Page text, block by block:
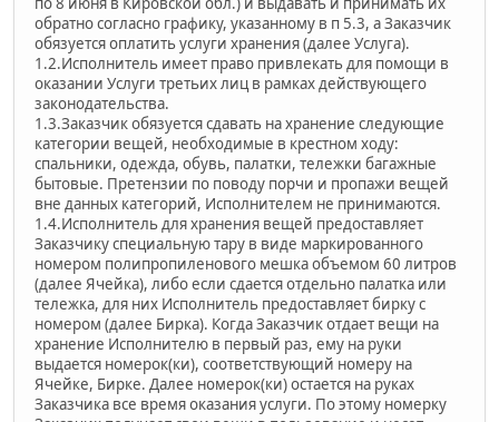
обратно согласно графику, указанному в п 5.3, а Заказчик
обязуется оплатить услуги хранения (далее Услуга).
1.2.Исполнитель имеет право привлекать для помощи в
оказании Услуги третьих лиц в рамках действующего
законодательства.
1.3.Заказчик обязуется сдавать на хранение следующие
категории вещей, необходимые в крестном ходу:
спальники, одежда, обувь, палатки, тележки багажные
бытовые. Претензии по поводу порчи и пропажи вещей
вне данных категорий, Исполнителем не принимаются.
1.4.Исполнитель для хранения вещей предоставляет
Заказчику специальную тару в виде маркированного
номером полипропиленового мешка объемом 60 литров
(далее Ячейка), либо если сдается отдельно палатка или
тележка, для них Исполнитель предоставляет бирку с
номером (далее Бирка). Когда Заказчик отдает вещи на
хранение Исполнителю в первый раз, ему на руки
выдается номерок(ки), соответствующий номеру на
Ячейке, Бирке. Далее номерок(ки) остается на руках
Заказчика все время оказания услуги. По этому номерку